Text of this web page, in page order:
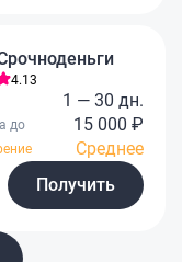
4.13
1 — 30 дн.
до 15 000 ₽
Среднее
Получить